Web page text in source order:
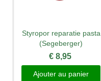
Styropor reparatie pasta
(Segeberger)
€ 8,95
Ajouter au panier